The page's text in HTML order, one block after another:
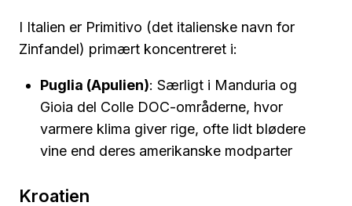
I Italien er Primitivo (det italienske navn for
Zinfandel) primært koncentreret i:
Puglia (Apulien): Særligt i Manduria og
Gioia del Colle DOC-områderne, hvor
varmere klima giver rige, ofte lidt blødere
vine end deres amerikanske modparter
Kroatien